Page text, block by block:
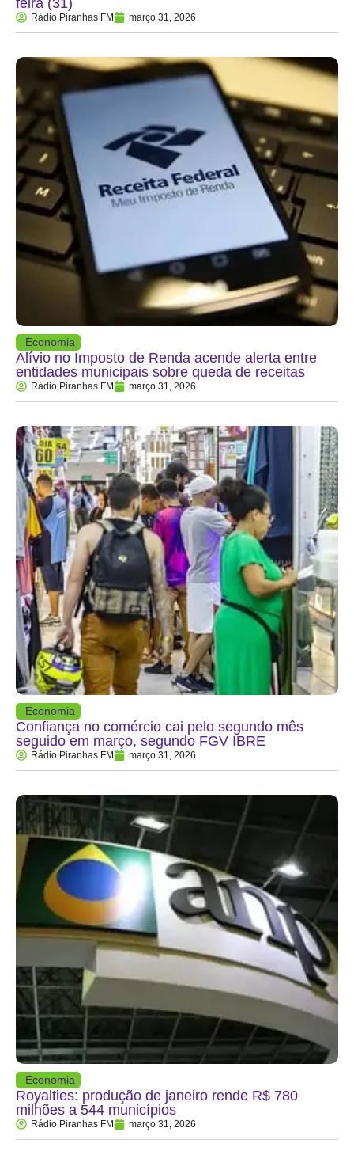
Rádio Piranhas FM março 31, 2026
Economia
Alívio no Imposto de Renda acende alerta entre
entidades municipais sobre queda de receitas
Rádio Piranhas FM março 31, 2026
Economia
Confiança no comércio cai pelo segundo mês
seguido em março, segundo FGV IBRE
Rádio Piranhas FM março 31, 2026
Economia
Royalties: produção de janeiro rende R$ 780
milhões a 544 municípios
Rádio Piranhas FM março 31, 2026